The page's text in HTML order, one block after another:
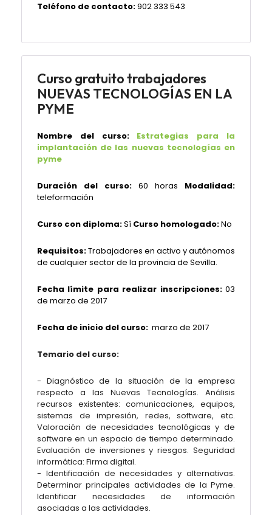
Teléfono de contacto:902 333 543
Curso gratuito trabajadores
NUEVAS TECNOLOGÍAS EN LA
PYME
Nombre del curso:
Estrategias para la
implantación de las nuevas tecnologías en
pyme
Duración del curso: 60 horas Modalidad:
teleformación
Curso con diploma:Sí Curso homologado:No
Requisitos:Trabajadores en activo y autónomos
de cualquier sector de la provincia de Sevilla.
Fecha límite para realizar inscripciones: 03
de marzo de 2017
Fecha de inicio del curso: marzo de 2017
Temario del curso:
- Diagnóstico de la situación de la empresa
respecto a las Nuevas Tecnologías. Análisis
recursos existentes: comunicaciones, equipos,
sistemas de impresión, redes, software, etc.
Valoración de necesidades tecnológicas y de
software en un espacio de tiempo determinado.
Evaluación de inversiones y riesgos. Seguridad
informática: Firma digital.
- Identificación de necesidades y alternativas.
Determinar principales actividades de la Pyme.
Identificar necesidades de información
asociadas a las actividades.